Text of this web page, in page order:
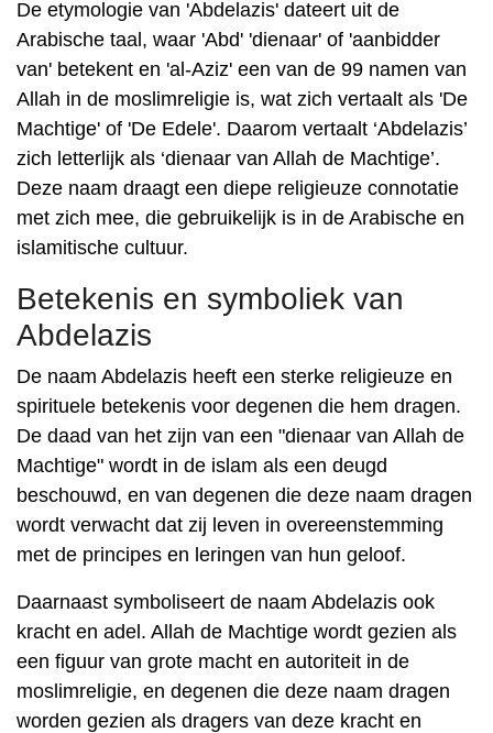
De etymologie van 'Abdelazis' dateert uit de
Arabische taal, waar 'Abd' 'dienaar' of 'aanbidder
van' betekent en 'al-Aziz' een van de 99 namen van
Allah in de moslimreligie is, wat zich vertaalt als 'De
Machtige' of 'De Edele'. Daarom vertaalt ‘Abdelazis’
zich letterlijk als ‘dienaar van Allah de Machtige’.
Deze naam draagt ​​een diepe religieuze connotatie
met zich mee, die gebruikelijk is in de Arabische en
islamitische cultuur.
Betekenis en symboliek van
Abdelazis
De naam Abdelazis heeft een sterke religieuze en
spirituele betekenis voor degenen die hem dragen.
De daad van het zijn van een "dienaar van Allah de
Machtige" wordt in de islam als een deugd
beschouwd, en van degenen die deze naam dragen
wordt verwacht dat zij leven in overeenstemming
met de principes en leringen van hun geloof.
Daarnaast symboliseert de naam Abdelazis ook
kracht en adel. Allah de Machtige wordt gezien als
een figuur van grote macht en autoriteit in de
moslimreligie, en degenen die deze naam dragen
worden gezien als dragers van deze kracht en